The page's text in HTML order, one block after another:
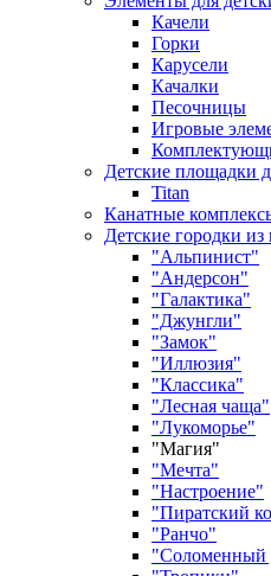
Качели
Горки
Карусели
Качалки
Песочницы
Игровые
Детские площадки
Titan
Канатные
Детские городки из
"Альпинист"
"Андерсон"
"Галактика"
"Джунгли"
"Замок"
"Иллюзия"
"Классика"
"Лесная чаща"
"Лукоморье"
"Магия"
"Мечта"
"Настроение"
"Пиратский
"Ранчо"
"Соломенный